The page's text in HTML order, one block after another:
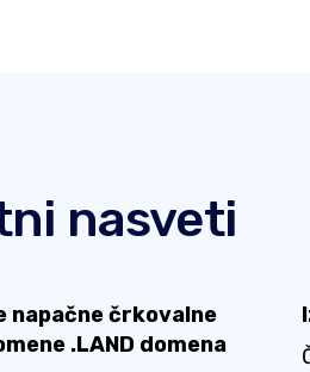
nasveti
napačne črkovalne
.LAND domena